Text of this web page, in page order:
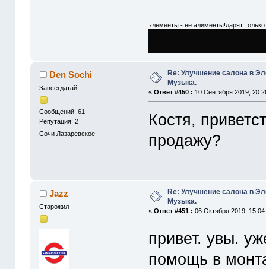
элементы - не алименты!дарят только
Den Sochi
Завсегдатай
Сообщений: 61
Репутация: 2
Сочи Лазаревское
Re: Улучшение салона в
Музыка.
«Ответ #450 : 10 Сентября 2019,
Костя,
продажу?
Jazz
Старожил
Re: Улучшение салона в
Музыка.
«Ответ #451 : 06 Октября 2019,
привет. увы.
помощь в